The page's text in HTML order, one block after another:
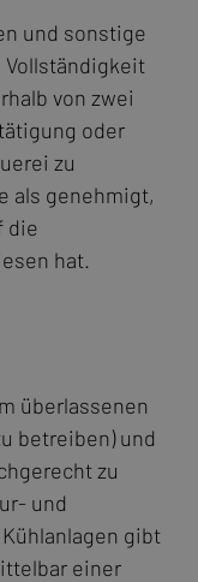
und sonstige
von zwei
oder
zu
als genehmigt,
die
hat.
überlassenen
betreiben) und
zu
und
gibt
einer